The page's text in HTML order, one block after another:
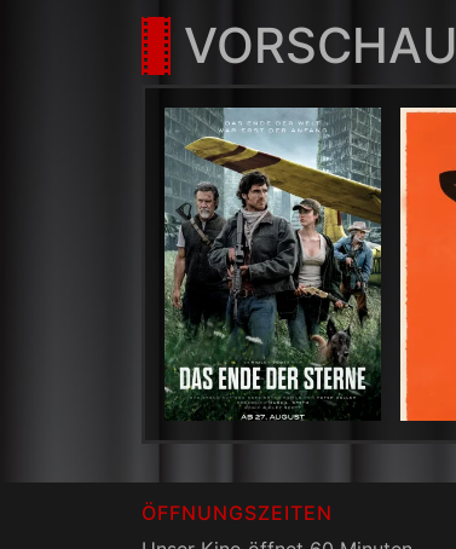
VORSCHAU
ÖFFNUNGSZEITEN